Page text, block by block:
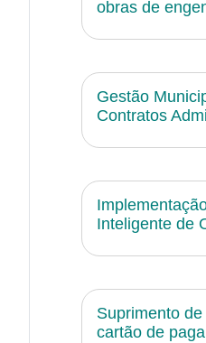
obras de
Gestão
Contratos
Inteligente de
Suprimento
cartão de